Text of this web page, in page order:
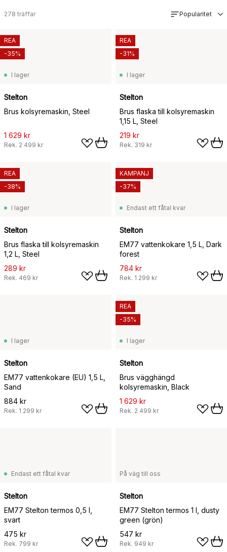
278 träffar Popularitet
I lager
Stelton
Brus kolsyremaskin, Steel
1 629 kr
Rek. 2 499 kr
REA
-35%
I lager
Stelton
Brus flaska till kolsyremaskin
1,15 L, Steel
219 kr
Rek. 319 kr
REA
-31%
I lager
Stelton
Brus flaska till kolsyremaskin
1,2 L, Steel
289 kr
Rek. 469 kr
REA
-38%
Endast ett fåtal kvar
Stelton
EM77 vattenkokare 1,5 L, Dark
forest
784 kr
Rek. 1 299 kr
KAMPANJ
-37%
I lager
Stelton
EM77 vattenkokare (EU) 1,5 L,
Sand
884 kr
Rek. 1 299 kr
I lager
Stelton
Brus vägghängd
kolsyremaskin, Black
1 629 kr
Rek. 2 499 kr
REA
-35%
Endast ett fåtal kvar
Stelton
EM77 Stelton termos 0,5 l,
svart
475 kr
Rek. 799 kr
På väg till oss
Stelton
EM77 Stelton termos 1 l, dusty
green (grön)
547 kr
Rek. 949 kr